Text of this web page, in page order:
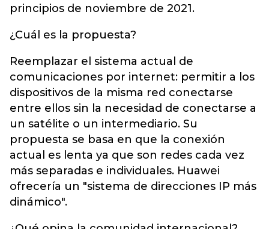
principios de noviembre de 2021.
¿Cuál es la propuesta?
Reemplazar el sistema actual de
comunicaciones por internet: permitir a los
dispositivos de la misma red conectarse
entre ellos sin la necesidad de conectarse a
un satélite o un intermediario. Su
propuesta se basa en que la conexión
actual es lenta ya que son redes cada vez
más separadas e individuales. Huawei
ofrecería un "sistema de direcciones IP más
dinámico".